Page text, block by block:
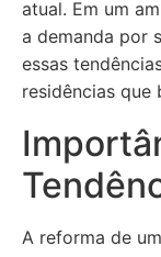
atual. Em um
a demanda por
essas
residências que
A reforma de